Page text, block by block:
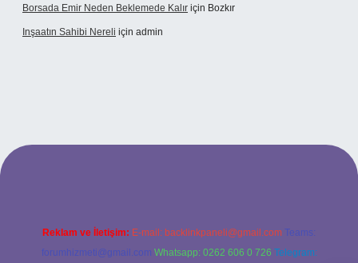
Borsada Emir Neden Beklemede Kalır için Bozkır
Inşaatın Sahibi Nereli için admin
Reklam ve İletişim: E-mail: backlinkpaneli@gmail.com Teams:
forumhizmeti@gmail.com Whatsapp: 0262 606 0 726 Telegram: